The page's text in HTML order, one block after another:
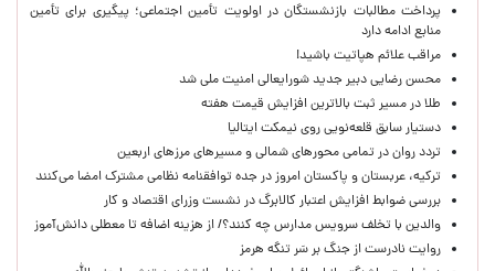
پرداخت مطالبات بازنشستگان در اولویت تأمین اجتماعی؛ پیگیری برای تأمین
منابع ادامه دارد
مراقب علائم هپاتیت باشید!
محسن رضایی دبیر جدید شورایعالی امنیت ملی شد
طلا در مسیر ثبت بالاترین افزایش قیمت هفته
دستیار سابق قلعه‌نویی روی نیمکت ایتالیا
تردد روان در تمامی محورهای شمالی و مسیرهای مرزهای اربعین
ترکیه، عربستان و پاکستان امروز در جده توافقنامه نظامی مشترک امضا می‌کنند
بررسی ضوابط افزایش اعتبار کالابرگ در نشست وزرای اقتصاد و کار
والدین با تخلف سرویس مدارس چه کنند؟/ از هزینه اضافه تا معطلی دانش‌آموز
روایت نادرست از جنگ بر سَر تنگه هرمز